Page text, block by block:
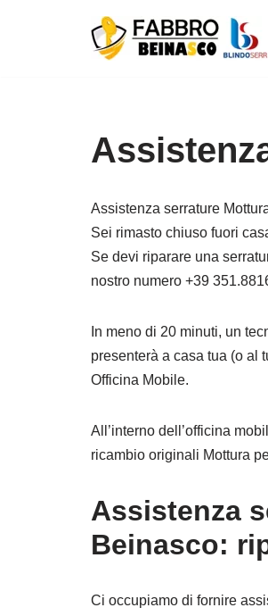
Assistenza serrature
Sei rimasto chiuso fuori
Se devi riparare una
nostro numero +39
In meno di 20 minuti, un
presenterà a casa tua (o al
Officina Mobile.
All’interno dell’officina
ricambio originali Mottura
Assistenza
Beinasco:
Ci occupiamo di fornire